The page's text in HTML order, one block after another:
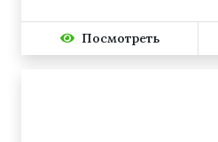
Посмотреть